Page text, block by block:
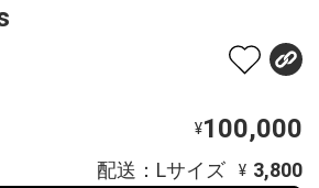
¥100,000
配送：Lサイズ ¥ 3,800